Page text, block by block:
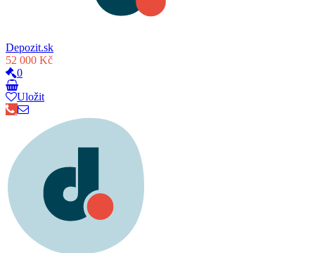
Depozit.sk
52 000 Kč
0
Uložit